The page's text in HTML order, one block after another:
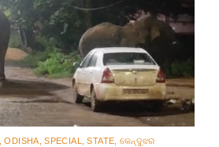
ODISHA SPECIAL STATE କେନ୍ଦୁଝର